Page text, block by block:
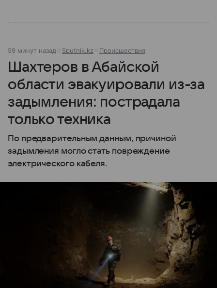
59 минут назад Sputnik.kz Происшествия
Шахтеров в Абайской
области эвакуировали из-за
задымления: пострадала
только техника
По предварительным данным, причиной
задымления могло стать повреждение
электрического кабеля.